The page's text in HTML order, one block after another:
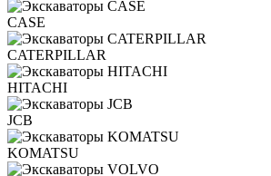
CASE
CATERPILLAR
HITACHI
JCB
KOMATSU